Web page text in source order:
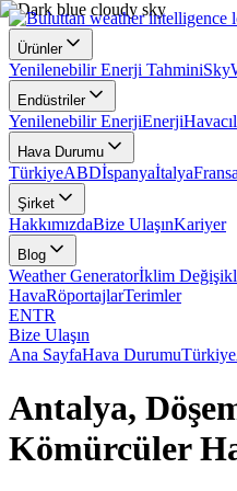
Ürünler
Yenilenebilir Enerji Tahmini
Endüstriler
Yenilenebilir EnerjiEnerji
Hava Durumu
TürkiyeABDİspanyaİtalyaFransa
Şirket
HakkımızdaBize UlaşınKariyer
Blog
Weather Generatorİklim
HavaRöportajlarTerimler
ENTR
Bize Ulaşın
Ana SayfaHava DurumuTürkiye
Antalya,
Kömürcüler